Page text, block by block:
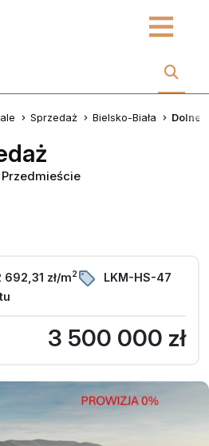
Sprzedaż Bielsko-Biała Dolne
Przedmieście
692,31 zł/m2
LKM-HS-47
3 500 000 zł